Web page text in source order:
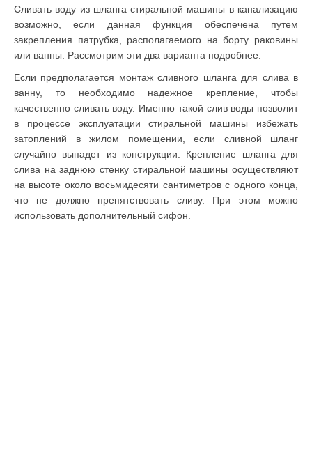
Сливать воду из шланга стиральной машины в канализацию
возможно, если данная функция обеспечена путем
закрепления патрубка, располагаемого на борту раковины
или ванны. Рассмотрим эти два варианта подробнее.
Если предполагается монтаж сливного шланга для слива в
ванну, то необходимо надежное крепление, чтобы
качественно сливать воду. Именно такой слив воды позволит
в процессе эксплуатации стиральной машины избежать
затоплений в жилом помещении, если сливной шланг
случайно выпадет из конструкции. Крепление шланга для
слива на заднюю стенку стиральной машины осуществляют
на высоте около восьмидесяти сантиметров с одного конца,
что не должно препятствовать сливу. При этом можно
использовать дополнительный сифон.